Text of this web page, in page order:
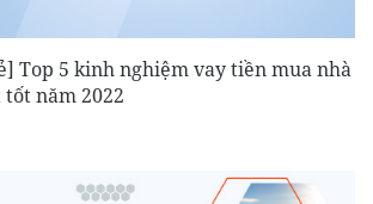
Top 5 kinh nghiệm vay tiền mua nhà
năm 2022